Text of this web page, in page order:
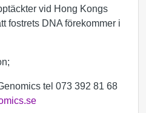
vid Hong Kongs
fostrets DNA förekommer i
tel 073 392 81 68